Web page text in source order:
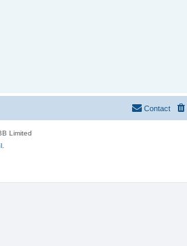
Contact
Limited